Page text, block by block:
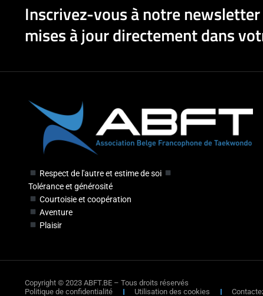
Inscrivez-vous à notre
mises à jour directement dans
Respect de l'autre et estime de soi
Tolérance et générosité
Courtoisie et coopération
Aventure
Plaisir
Copyright © 2023 ABFT.BE – Tous droits réservés
Politique de confidentialité
Utilisation des cookies